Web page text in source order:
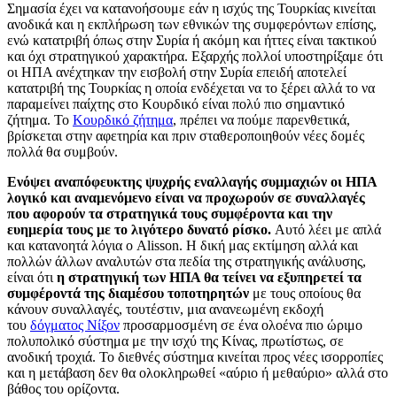
Σημασία έχει να κατανοήσουμε εάν η ισχύς της Τουρκίας κινείται
ανοδικά και η εκπλήρωση των εθνικών της συμφερόντων επίσης,
ενώ κατατριβή όπως στην Συρία ή ακόμη και ήττες είναι τακτικού
και όχι στρατηγικού χαρακτήρα. Εξαρχής πολλοί υποστηρίξαμε ότι
οι ΗΠΑ ανέχτηκαν την εισβολή στην Συρία επειδή αποτελεί
κατατριβή της Τουρκίας η οποία ενδέχεται να το ξέρει αλλά το να
παραμείνει παίχτης στο Κουρδικό είναι πολύ πιο σημαντικό
ζήτημα. Το Κουρδικό ζήτημα, πρέπει να πούμε παρενθετικά,
βρίσκεται στην αφετηρία και πριν σταθεροποιηθούν νέες δομές
πολλά θα συμβούν.
Ενόψει αναπόφευκτης ψυχρής εναλλαγής συμμαχιών οι ΗΠΑ
λογικό και αναμενόμενο είναι να προχωρούν σε συναλλαγές
που αφορούν τα στρατηγικά τους συμφέροντα και την
ευημερία τους με το λιγότερο δυνατό ρίσκο. Αυτό λέει με απλά
και κατανοητά λόγια ο Alisson. Η δική μας εκτίμηση αλλά και
πολλών άλλων αναλυτών στα πεδία της στρατηγικής ανάλυσης,
είναι ότι η στρατηγική των ΗΠΑ θα τείνει να εξυπηρετεί τα
συμφέροντά της διαμέσου τοποτηρητών με τους οποίους θα
κάνουν συναλλαγές, τουτέστιν, μια ανανεωμένη εκδοχή
του δόγματος Νίξον προσαρμοσμένη σε ένα ολοένα πιο ώριμο
πολυπολικό σύστημα με την ισχύ της Κίνας, πρωτίστως, σε
ανοδική τροχιά. Το διεθνές σύστημα κινείται προς νέες ισορροπίες
και η μετάβαση δεν θα ολοκληρωθεί «αύριο ή μεθαύριο» αλλά στο
βάθος του ορίζοντα.